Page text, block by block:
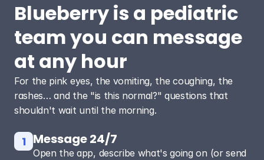
Blueberry is a pediatric
team you can message
at any hour
For the pink eyes, the vomiting, the coughing, the
rashes… and the "is this normal?" questions that
shouldn't wait until the morning.
1 Message 24/7
Open the app, describe what's going on (or send